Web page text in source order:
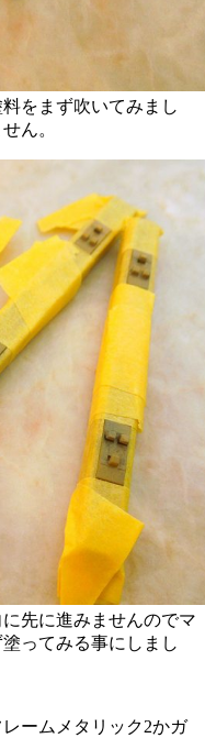
をまず吹いてみまし
ん。
先に進みませんのでマ
ってみる事にしまし
ームメタリック2かガ